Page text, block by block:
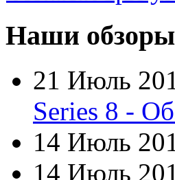
Datex(1)
(4)
Dell(6)
Dex
Everest
Наши обзоры
21 Июль
Series 8 -
14 Июль
14 Июль